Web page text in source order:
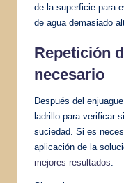
de la superficie para
de agua demasiado
Repetición
necesario
Después del
ladrillo para verificar
suciedad. Si es
aplicación de la
mejores resultados